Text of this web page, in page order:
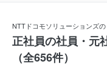
NTTドコモソリューションズの
正社員の社員・元
（全656件）